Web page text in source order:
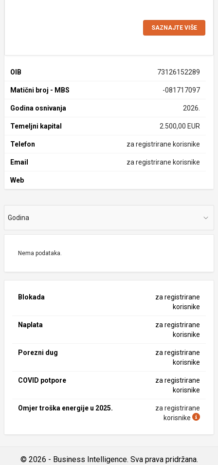
SAZNAJTE VIŠE
OIB 73126152289
Matični broj - MBS -081717097
Godina osnivanja 2026.
Temeljni kapital 2.500,00 EUR
Telefon za registrirane korisnike
Email za registrirane korisnike
Web
Godina
Nema podataka.
Blokada
za registrirane
korisnike
Naplata
za registrirane
korisnike
Porezni dug
za registrirane
korisnike
COVID potpore
za registrirane
korisnike
Omjer troška energije u 2025.
za registrirane
korisnike
© 2026 - Business Intelligence. Sva prava pridržana.